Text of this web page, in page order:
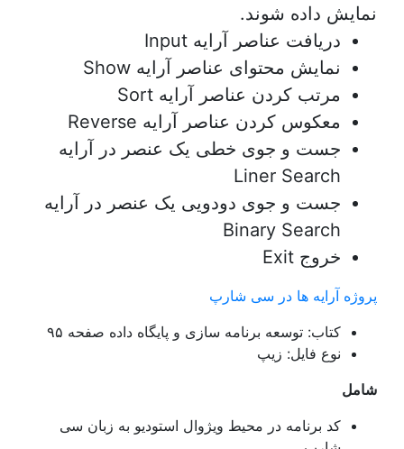
نمایش داده شوند.
دریافت عناصر آرایه Input
نمایش محتوای عناصر آرایه Show
مرتب کردن عناصر آرایه Sort
معکوس کردن عناصر آرایه Reverse
جست و جوی خطی یک عنصر در آرایه
Liner Search
جست و جوی دودویی یک عنصر در آرایه
Binary Search
خروج Exit
پروژه آرایه ها در سی شارپ
کتاب: توسعه برنامه سازی و پایگاه داده صفحه ۹۵
نوع فایل: زیپ
شامل
کد برنامه در محیط ویژوال استودیو به زبان سی